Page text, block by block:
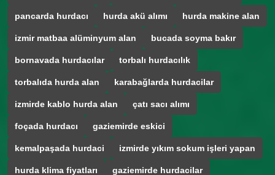
pancarda hurdacı hurda akü alımı hurda makine alan
izmir matbaa alüminyum alan bucada soyma bakır
bornavada hurdacılar torbalı hurdacılık
torbalıda hurda alan karabağlarda hurdacilar
izmirde kablo hurda alan çatı sacı alımı
foçada hurdacı gaziemirde eskici
kemalpaşada hurdaci izmirde yıkım sokum işleri yapan
hurda klima fiyatları gaziemirde hurdacilar